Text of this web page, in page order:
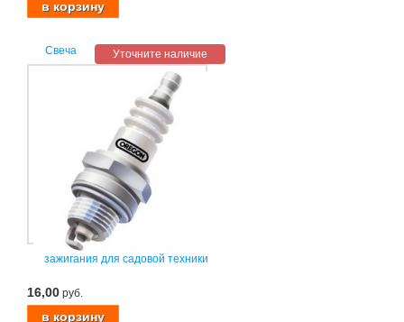
Уточните наличие
Свеча
зажигания для садовой техники
16,00 руб.